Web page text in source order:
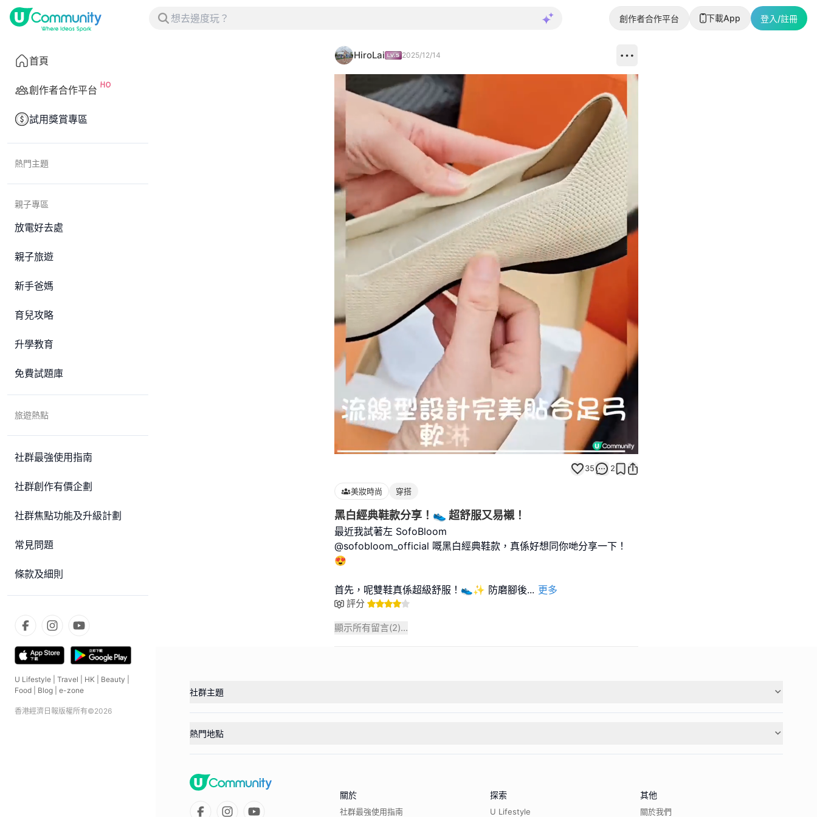
創作者合作平台 下載App 登入/註冊
首頁
創作者合作平台
試用獎賞專區
熱門主題
親子專區
放電好去處
親子旅遊
新手爸媽
育兒攻略
升學教育
免費試題庫
旅遊熱點
社群最強使用指南
社群創作有價企劃
社群焦點功能及升級計劃
常見問題
條款及細則
U Lifestyle Travel HK Beauty
Food
Blog e-zone
香港經濟日報版權所有©2026
HiroLai 2025/12/14
:
100.00%
Unmute
35 2
美妝時尚 穿搭
黑白經典鞋款分享！👟 超舒服又易襯！
最近我試著左 SofoBloom
@sofobloom_official 嘅黑白經典鞋款，真係好想同你哋分享一下！
😍
首先，呢雙鞋真係超級舒服！👟✨ 防磨腳後... 更多
評分
顯示所有留言(2)...
社群主題
熱門地點
關於
社群最強使用指南
探索
U Lifestyle
其他
關於我們